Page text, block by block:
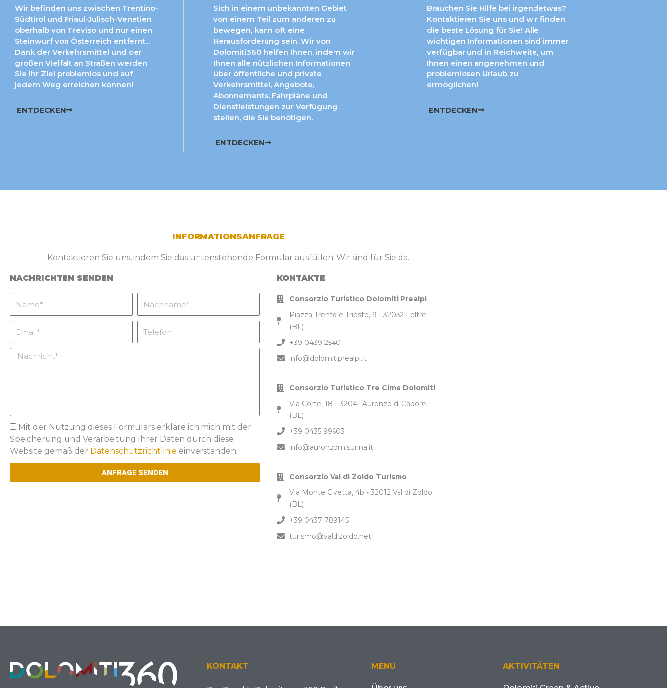
Wir befinden uns zwischen Trentino-
Südtirol und Friaul-Julisch-Venetien
oberhalb von Treviso und nur einen
Steinwurf von Österreich entfernt...
Dank der Verkehrsmittel und der
großen Vielfalt an Straßen werden
Sie Ihr Ziel problemlos und auf
jedem Weg erreichen können!
ENTDECKEN
Sich in einem unbekannten Gebiet
von einem Teil zum anderen zu
bewegen, kann oft eine
Herausforderung sein. Wir von
Dolomiti360 helfen Ihnen, indem wir
Ihnen alle nützlichen Informationen
über öffentliche und private
Verkehrsmittel, Angebote,
Abonnements, Fahrpläne und
Dienstleistungen zur Verfügung
stellen, die Sie benötigen.
ENTDECKEN
Brauchen Sie Hilfe bei irgendetwas?
Kontaktieren Sie uns und wir finden
die beste Lösung für Sie! Alle
wichtigen Informationen sind immer
verfügbar und in Reichweite, um
Ihnen einen angenehmen und
problemlosen Urlaub zu
ermöglichen!
ENTDECKEN
INFORMATIONSANFRAGE
Kontaktieren Sie uns, indem Sie das untenstehende Formular ausfüllen! Wir sind für Sie da.
NACHRICHTEN SENDEN
Nachricht
Privacy
Mit der Nutzung dieses Formulars erkläre ich mich mit der
Speicherung und Verarbeitung Ihrer Daten durch diese
Website gemäß der Datenschutzrichtlinie einverstanden.
ANFRAGE SENDEN
KONTAKTE
Consorzio Turistico Dolomiti Prealpi
Piazza Trento e Trieste, 9 - 32032 Feltre
(BL)
+39 0439 2540
info@dolomitiprealpi.it
Consorzio Turistico Tre Cime Dolomiti
Via Corte, 18 – 32041 Auronzo di Cadore
(BL)
+39 0435 99603
info@auronzomisurina.it
Consorzio Val di Zoldo Turismo
Via Monte Civetta, 4b - 32012 Val di Zoldo
(BL)
+39 0437 789145
turismo@valdizoldo.net
KONTAKT MENU AKTIVITÄTEN